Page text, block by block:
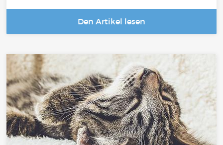
Den Artikel lesen